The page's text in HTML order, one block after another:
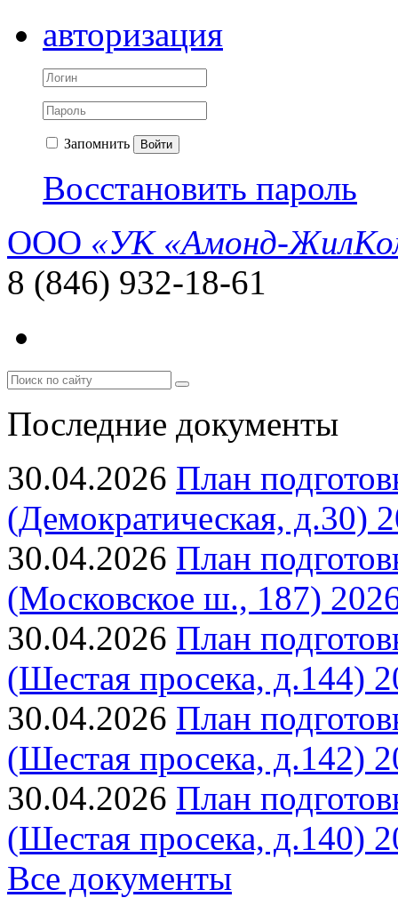
авторизация
Запомнить Войти
Восстановить пароль
ООО «УК «Амонд-
8 (846) 932-18-61
Последние документы
30.04.2026 План
(Демократическая, д.30)
30.04.2026 План
(Московское ш., 187)
30.04.2026 План
(Шестая просека, д.144)
30.04.2026 План
(Шестая просека, д.142)
30.04.2026 План
(Шестая просека, д.140)
Все документы